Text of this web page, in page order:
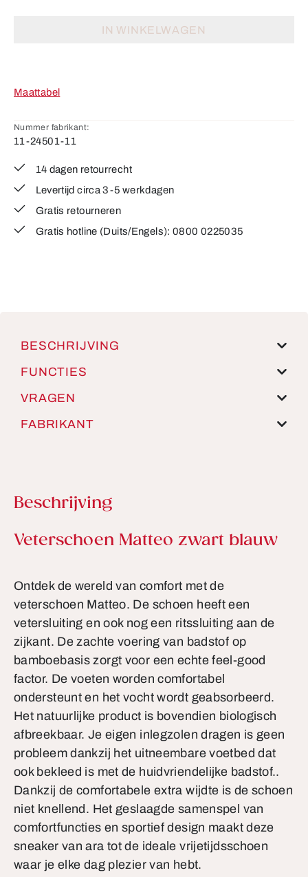
IN WINKELWAGEN
Maattabel
Nummer fabrikant:
11-24501-11
14 dagen retourrecht
Levertijd circa 3-5 werkdagen
Gratis retourneren
Gratis hotline (Duits/Engels): 0800 0225035
BESCHRIJVING
FUNCTIES
VRAGEN
FABRIKANT
Beschrijving
Productinformatie
Veterschoen Matteo zwart blauw
Ontdek de wereld van comfort met de
veterschoen Matteo. De schoen heeft een
vetersluiting en ook nog een ritssluiting aan de
zijkant. De zachte voering van badstof op
bamboebasis zorgt voor een echte feel-good
factor. De voeten worden comfortabel
ondersteunt en het vocht wordt geabsorbeerd.
Het natuurlijke product is bovendien biologisch
afbreekbaar. Je eigen inlegzolen dragen is geen
probleem dankzij het uitneembare voetbed dat
ook bekleed is met de huidvriendelijke badstof..
Dankzij de comfortabele extra wijdte is de schoen
niet knellend. Het geslaagde samenspel van
comfortfuncties en sportief design maakt deze
sneaker van ara tot de ideale vrijetijdsschoen
waar je elke dag plezier van hebt.